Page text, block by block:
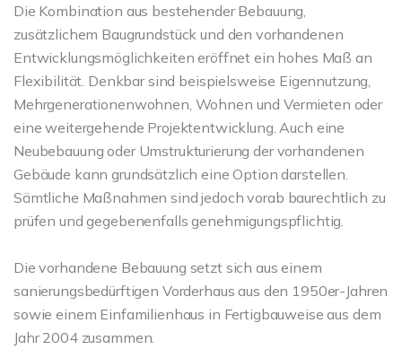
Die Kombination aus bestehender Bebauung,
zusätzlichem Baugrundstück und den vorhandenen
Entwicklungsmöglichkeiten eröffnet ein hohes Maß an
Flexibilität. Denkbar sind beispielsweise Eigennutzung,
Mehrgenerationenwohnen, Wohnen und Vermieten oder
eine weitergehende Projektentwicklung. Auch eine
Neubebauung oder Umstrukturierung der vorhandenen
Gebäude kann grundsätzlich eine Option darstellen.
Sämtliche Maßnahmen sind jedoch vorab baurechtlich zu
prüfen und gegebenenfalls genehmigungspflichtig.
Die vorhandene Bebauung setzt sich aus einem
sanierungsbedürftigen Vorderhaus aus den 1950er-Jahren
sowie einem Einfamilienhaus in Fertigbauweise aus dem
Jahr 2004 zusammen.